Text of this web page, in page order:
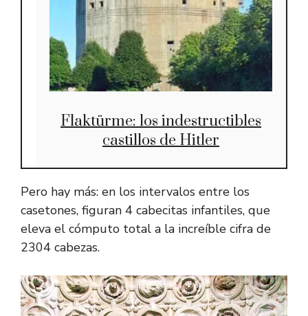
Flaktürme: los indestructibles
castillos de Hitler
Pero hay más: en los intervalos entre los
casetones, figuran 4 cabecitas infantiles, que
eleva el cómputo total a la increíble cifra de
2304 cabezas.